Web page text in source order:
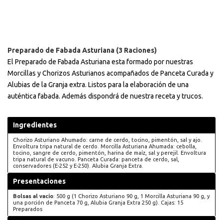
Preparado de Fabada Asturiana (3 Raciones)
El Preparado de Fabada Asturiana esta formado por nuestras
Morcillas y Chorizos Asturianos acompañados de Panceta Curada y
Alubias de la Granja extra. Listos para la elaboración de una
auténtica fabada. Además dispondrá de nuestra receta y trucos.
Ingredientes
Chorizo Asturiano Ahumado: carne de cerdo, tocino, pimentón, sal y ajo.
Envoltura tripa natural de cerdo. Morcilla Asturiana Ahumada: cebolla,
tocino, sangre de cerdo, pimentón, harina de maíz, sal y perejil. Envoltura
tripa natural de vacuno. Panceta Curada: panceta de cerdo, sal,
conservadores (E-252 y E-250). Alubia Granja Extra.
Presentaciones
Bolsas al vacío: 500 g (1 Chorizo Asturiano 90 g, 1 Morcilla Asturiana 90 g, y
una porción de Panceta 70 g, Alubia Granja Extra 250 g). Cajas: 15
Preparados